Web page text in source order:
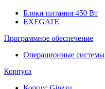
Блоки питания 450 Вт
EXEGATE
Программное обеспечение
Операционные системы
Корпуса